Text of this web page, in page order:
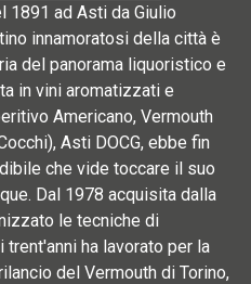
1891 ad Asti da Giulio
innamoratosi della città è
del panorama liquoristico e
in vini aromatizzati e
Americano, Vermouth
Asti DOCG, ebbe fin
che vide toccare il suo
Dal 1978 acquisita dalla
le tecniche di
ha lavorato per la
del Vermouth di Torino,